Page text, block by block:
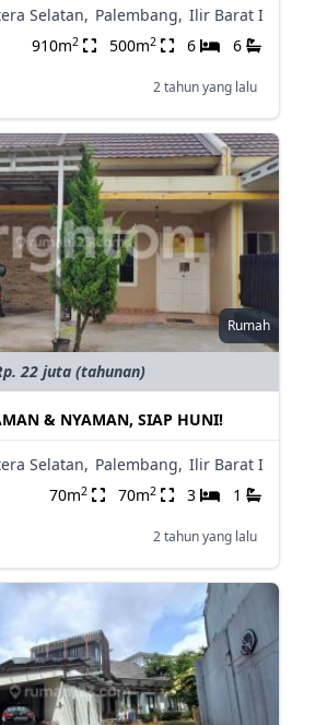
Selatan, Palembang, Ilir Barat I
910m2 500m2 6 6
2 tahun yang lalu
Rumah
22 juta (tahunan)
& NYAMAN, SIAP HUNI!
Selatan, Palembang, Ilir Barat I
70m2 70m2 3 1
2 tahun yang lalu